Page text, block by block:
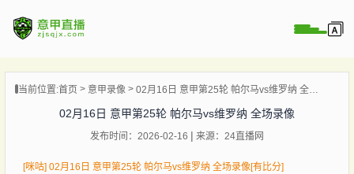
播
像
当前位置:首页 意甲录像 02月16日 意甲第25轮 帕尔马vs维罗纳 全场录像
02月16日 意甲第25轮 帕尔马vs维罗纳 全场录像
发布时间：2026-02-16 来源：24直播网
[咪咕] 02月16日 意甲第25轮 帕尔马vs维罗纳 全场录像[有比分]